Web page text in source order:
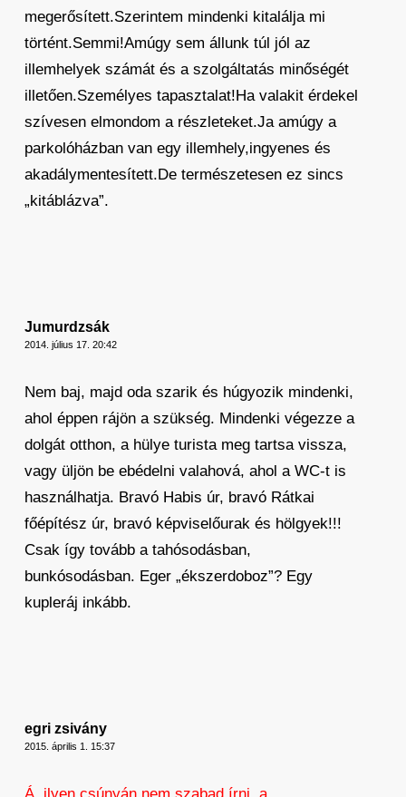
megerősített.Szerintem mindenki kitalálja mi
történt.Semmi!Amúgy sem állunk túl jól az
illemhelyek számát és a szolgáltatás minőségét
illetően.Személyes tapasztalat!Ha valakit érdekel
szívesen elmondom a részleteket.Ja amúgy a
parkolóházban van egy illemhely,ingyenes és
akadálymentesített.De természetesen ez sincs
„kitáblázva”.
Jumurdzsák
2014. július 17. 20:42
Nem baj, majd oda szarik és húgyozik mindenki,
ahol éppen rájön a szükség. Mindenki végezze a
dolgát otthon, a hülye turista meg tartsa vissza,
vagy üljön be ebédelni valahová, ahol a WC-t is
használhatja. Bravó Habis úr, bravó Rátkai
főépítész úr, bravó képviselőurak és hölgyek!!!
Csak így tovább a tahósodásban,
bunkósodásban. Eger „ékszerdoboz”? Egy
kupleráj inkább.
egri zsivány
2015. április 1. 15:37